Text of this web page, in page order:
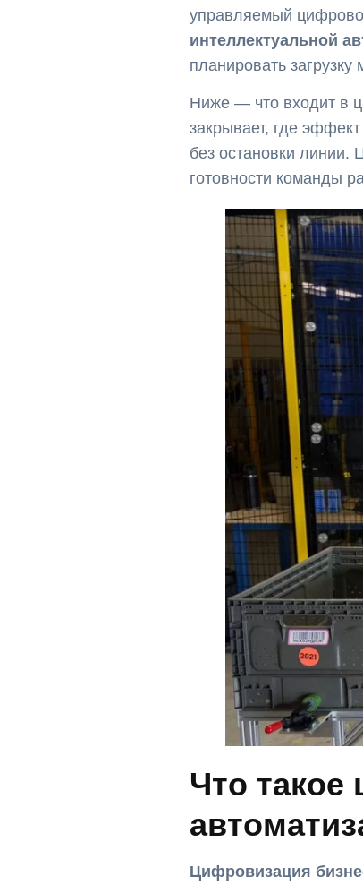
управляемый
интеллектуальной
планировать
Ниже — что входит в
закрывает, где
без остановки линии.
готовности команды
Что такое
Цифровизация